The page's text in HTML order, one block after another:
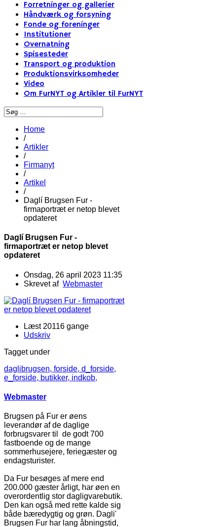
Forretninger og gallerier
Håndværk og forsyning
Fonde og foreninger
Institutioner
Overnatning
Spisesteder
Transport og produktion
Produktionsvirksomheder
Video
Om FurNYT og Artikler til FurNYT
Home
/
Artikler
/
Firmanyt
/
Artikel
/
Daglí Brugsen Fur -
firmaportræt er netop blevet
opdateret
Daglí Brugsen Fur -
firmaportræt er netop blevet
opdateret
Onsdag, 26 april 2023 11:35
Skrevet af Webmaster
Læst 20116 gange
Udskriv
Tagget under
daglibrugsen, forside, d_forside,
e_forside, butikker, indkob,
Webmaster
Brugsen på Fur er øens
leverandør af de daglige
forbrugsvarer til de godt 700
fastboende og de mange
sommerhusejere, feriegæster og
endagsturister.
Da Fur besøges af mere end
200.000 gæster årligt, har øen en
overordentlig stor dagligvarebutik.
Den kan også med rette kalde sig
både bæredygtig og grøn. Dagli'
Brugsen Fur har lang åbningstid,